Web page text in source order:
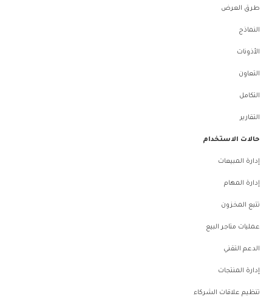
طرق العرض
النماذج
الأذونات
التعاون
التكامل
التقارير
حالات الاستخدام
إدارة المبيعات
إدارة المهام
تتبع المخزون
عمليات متاجر البيع
الدعم التقني
إدارة المنتجات
تنظيم علاقات الشركاء